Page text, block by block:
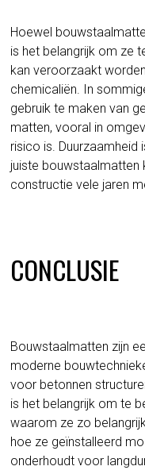
Hoewel
is het belangrijk om ze
kan veroorzaakt
chemicaliën. In
gebruik te maken van
matten, vooral in
risico is.
juiste bouwstaalmatten
constructie vele jaren
CONCLUSIE
Bouwstaalmatten zijn
moderne
voor betonnen
is het belangrijk om te
waarom ze zo
hoe ze geïnstalleerd
onderhoudt voor